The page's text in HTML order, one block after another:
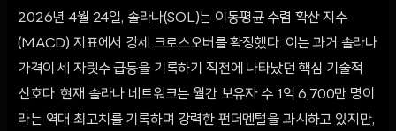
2026년 4월 24일, 솔라나(SOL)는 이동평균 수렴 확산 지수
(MACD) 지표에서 강세 크로스오버를 확정했다. 이는 과거 솔라나
가격이 세 자릿수 급등을 기록하기 직전에 나타났던 핵심 기술적
신호다. 현재 솔라나 네트워크는 월간 보유자 수 1억 6,700만 명이
라는 역대 최고치를 기록하며 강력한 펀더멘털을 과시하고 있지만,